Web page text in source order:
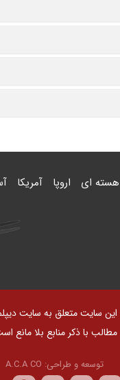
هسته ای اروپا آمریکا
سایت متعلق به سایت
مطالب با ذکر منابع بلا مانع
توسعه و طراحی: A.C.A CO